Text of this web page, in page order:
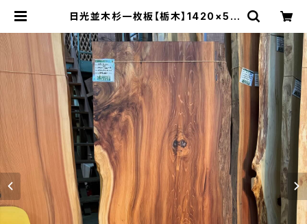
日光並木杉一枚板【栃木】1420×58
済み】 | 木の店さんもく